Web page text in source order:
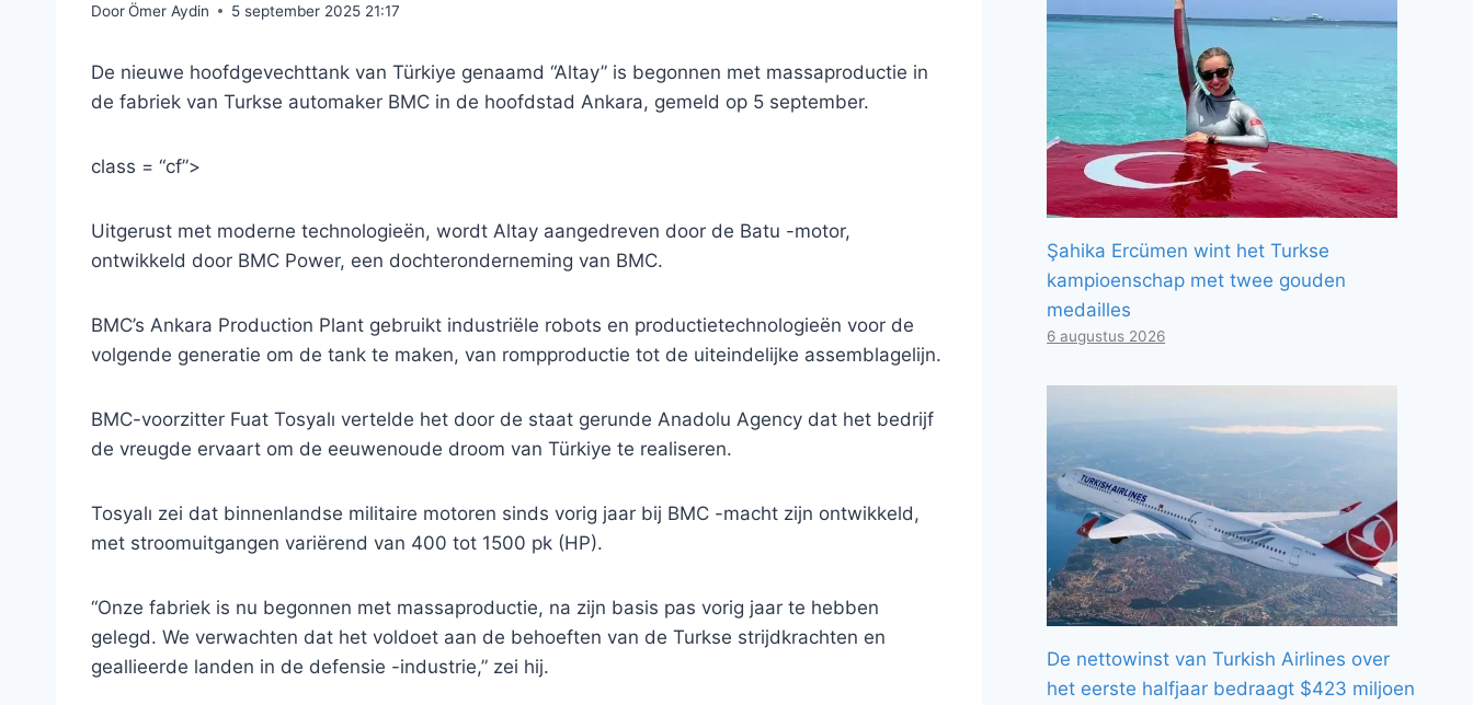
DoorÖmer Aydin 5 september 2025 21:17
De nieuwe hoofdgevechttank van Türkiye genaamd “Altay” is begonnen met massaproductie in
de fabriek van Turkse automaker BMC in de hoofdstad Ankara, gemeld op 5 september.
class = “cf”>
Uitgerust met moderne technologieën, wordt Altay aangedreven door de Batu -motor,
ontwikkeld door BMC Power, een dochteronderneming van BMC.
BMC’s Ankara Production Plant gebruikt industriële robots en productietechnologieën voor de
volgende generatie om de tank te maken, van rompproductie tot de uiteindelijke assemblagelijn.
BMC-voorzitter Fuat Tosyalı vertelde het door de staat gerunde Anadolu Agency dat het bedrijf
de vreugde ervaart om de eeuwenoude droom van Türkiye te realiseren.
Tosyalı zei dat binnenlandse militaire motoren sinds vorig jaar bij BMC -macht zijn ontwikkeld,
met stroomuitgangen variërend van 400 tot 1500 pk (HP).
“Onze fabriek is nu begonnen met massaproductie, na zijn basis pas vorig jaar te hebben
gelegd. We verwachten dat het voldoet aan de behoeften van de Turkse strijdkrachten en
geallieerde landen in de defensie -industrie,” zei hij.
Şahika Ercümen wint het Turkse
kampioenschap met twee gouden
medailles
6 augustus 2026
De nettowinst van Turkish Airlines over
het eerste halfjaar bedraagt ​​$423 miljoen